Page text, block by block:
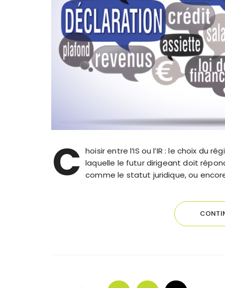
C hoisir entre l’IS ou l’IR : le choix du
laquelle le futur dirigeant doit
comme le statut juridique, ou